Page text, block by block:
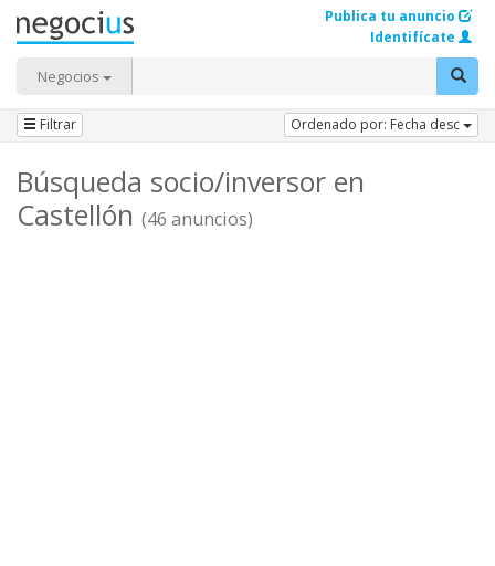
Negocios
Publica tu anuncio
Identifícate
Filtrar Ordenado por: Fecha desc
Búsqueda socio/inversor en
Castellón (46 anuncios)